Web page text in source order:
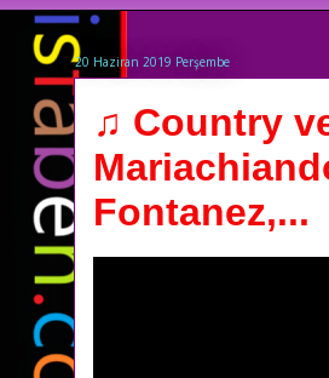
20 Haziran 2019 Perşembe
♫ Country
Fontanez,...